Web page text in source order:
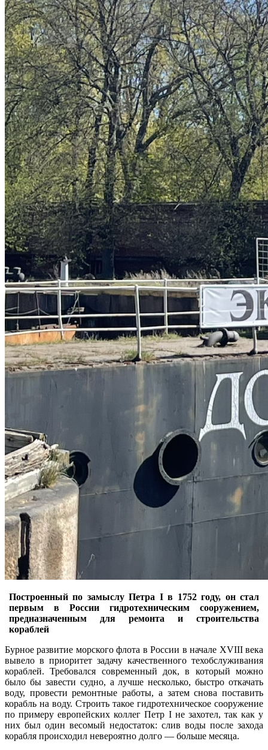
Построенный по замыслу Петра I в 1752 году, он стал
первым в России гидротехническим сооружением,
предназначенным для ремонта и строительства
кораблей
Бурное развитие морского флота в России в начале XVIII века
вывело в приоритет задачу качественного техобслуживания
кораблей. Требовался современный док, в который можно
было бы завести судно, а лучше несколько, быстро откачать
воду, провести ремонтные работы, а затем снова поставить
корабль на воду. Строить такое гидротехническое сооружение
по примеру европейских коллег Петр I не захотел, так как у
них был один весомый недостаток: слив воды после захода
корабля происходил невероятно долго — больше месяца.